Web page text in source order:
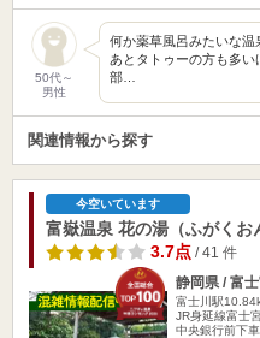
50代～
男性
何か薬草風呂みたいな温
あとタトゥーの方も多
部…
関連情報から探す
今空いています
富嶽温泉 花の湯（ふがくお
3.7点/ 41 件
静岡県 / 富
富士川駅
JR身延線富士
中央銀行前下